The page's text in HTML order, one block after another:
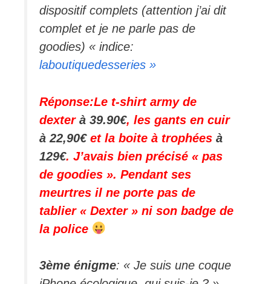
dispositif complets (attention j’ai dit
complet et je ne parle pas de
goodies) « indice:
laboutiquedesseries »
Réponse:Le t-shirt army de
dexter à 39.90€, les gants en cuir
à 22,90€et la boite à trophées à
129€. J’avais bien précisé « pas
de goodies ». Pendant ses
meurtres il ne porte pas de
tablier « Dexter » ni son badge de
la police
3ème énigme: « Je suis une coque